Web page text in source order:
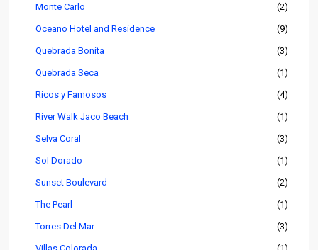
Monte Carlo (2)
Oceano Hotel and Residence (9)
Quebrada Bonita (3)
Quebrada Seca (1)
Ricos y Famosos (4)
River Walk Jaco Beach (1)
Selva Coral (3)
Sol Dorado (1)
Sunset Boulevard (2)
The Pearl (1)
Torres Del Mar (3)